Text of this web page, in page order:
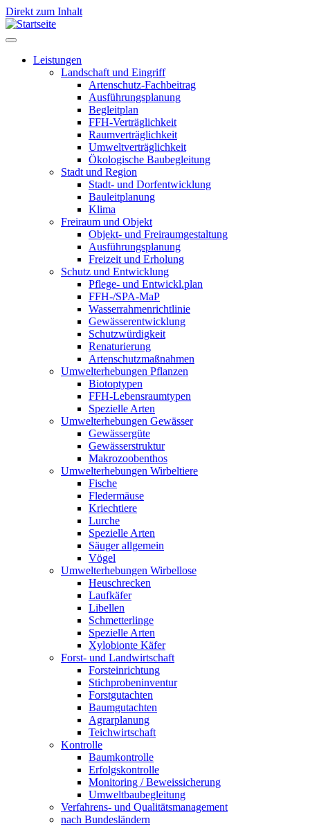
Direkt zum Inhalt
Leistungen
Leistungen
Landschaft und Eingriff
Artenschutz-Fachbeitrag
Ausführungsplanung
Begleitplan
FFH-Verträglichkeit
Raumverträglichkeit
Umweltverträglichkeit
Ökologische Baubegleitung
Stadt und Region
Stadt- und Dorfentwicklung
Bauleitplanung
Klima
Freiraum und Objekt
Objekt- und Freiraumgestaltung
Ausführungsplanung
Freizeit und Erholung
Schutz und Entwicklung
Pflege- und Entwickl.plan
FFH-/SPA-MaP
Wasserrahmenrichtlinie
Gewässerentwicklung
Schutzwürdigkeit
Renaturierung
Artenschutzmaßnahmen
Umwelterhebungen Pflanzen
Biotoptypen
FFH-Lebensraumtypen
Spezielle Arten
Umwelterhebungen Gewässer
Gewässergüte
Gewässerstruktur
Makrozoobenthos
Umwelterhebungen Wirbeltiere
Fische
Fledermäuse
Kriechtiere
Lurche
Spezielle Arten
Säuger allgemein
Vögel
Umwelterhebungen Wirbellose
Heuschrecken
Laufkäfer
Libellen
Schmetterlinge
Spezielle Arten
Xylobionte Käfer
Forst- und Landwirtschaft
Forsteinrichtung
Stichprobeninventur
Forstgutachten
Baumgutachten
Agrarplanung
Teichwirtschaft
Kontrolle
Baumkontrolle
Erfolgskontrolle
Monitoring / Beweissicherung
Umweltbaubegleitung
Verfahrens- und Qualitätsmanagement
nach Bundesländern